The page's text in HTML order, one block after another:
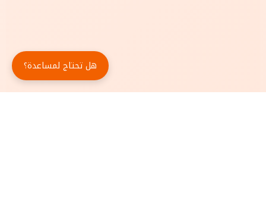
هل تحتاج لمساعدة؟